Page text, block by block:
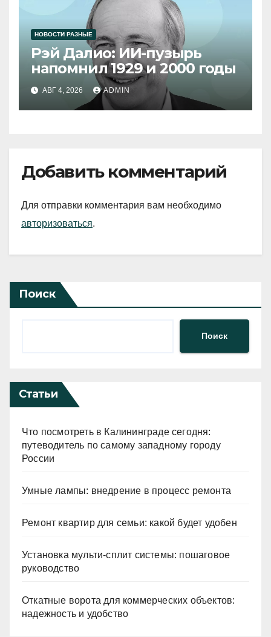
НОВОСТИ РАЗНЫЕ
Рэй Далио: ИИ-пузырь
напомнил 1929 и 2000 годы
АВГ 4, 2026 ADMIN
Добавить комментарий
Для отправки комментария вам необходимо
авторизоваться.
Поиск
Поиск
Статьи
Что посмотреть в Калининграде сегодня:
путеводитель по самому западному городу
России
Умные лампы: внедрение в процесс ремонта
Ремонт квартир для семьи: какой будет удобен
Установка мульти-сплит системы: пошаговое
руководство
Откатные ворота для коммерческих объектов:
надежность и удобство